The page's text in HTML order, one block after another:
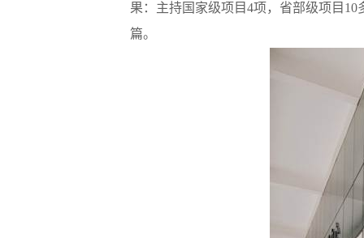
果：主持国家级项目 4项，省部级项目 10
篇。